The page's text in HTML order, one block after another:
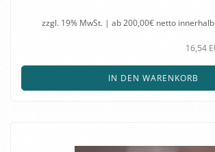
zzgl. 19% MwSt. | ab 200,00€ netto
16,54
IN DEN WARENKORB